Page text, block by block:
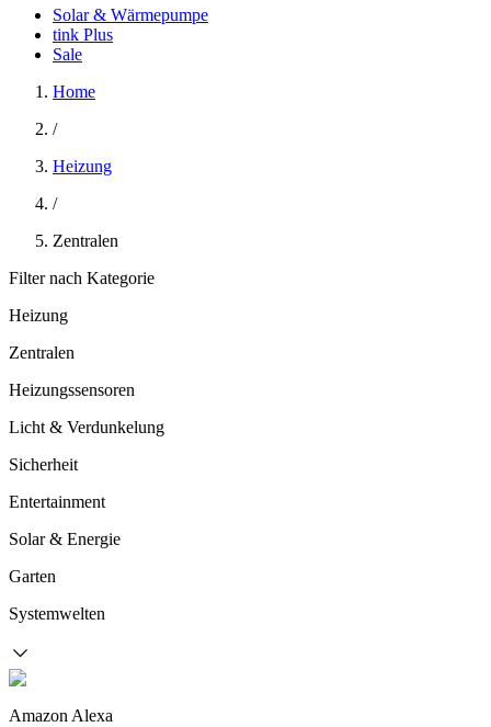
Solar & Wärmepumpe
tink Plus
Sale
Home
/
Heizung
/
Zentralen
Filter nach Kategorie
Heizung
Zentralen
Heizungssensoren
Licht & Verdunkelung
Sicherheit
Entertainment
Solar & Energie
Garten
Systemwelten
Amazon Alexa